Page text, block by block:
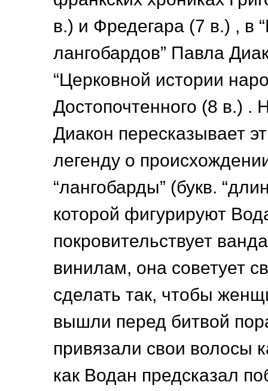
в.) и Фредегара (7 в.) , в
лангобардов” Павла
“Церковной истории
Достопочтенного (8 в.) .
Диакон пересказывает
легенду о
“лангобарды” (букв.
которой фигурируют
покровительствует
винилам, она советует
сделать так, чтобы
вышли перед битвой
привязали свои волосы
как Водан предсказал